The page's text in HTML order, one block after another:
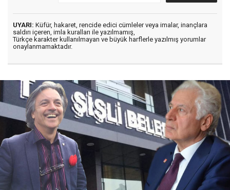
UYARI: Küfür, hakaret, rencide edici cümleler veya imalar, inançlara
saldırı içeren, imla kuralları ile yazılmamış,
Türkçe karakter kullanılmayan ve büyük harflerle yazılmış yorumlar
onaylanmamaktadır.